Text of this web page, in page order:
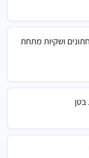
ושקיות מתחת
בטן